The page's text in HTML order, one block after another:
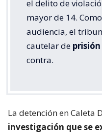
el delito de
mayor de 14.
audiencia, el
cautelar de
contra.
La detención en Caleta
investigación que se